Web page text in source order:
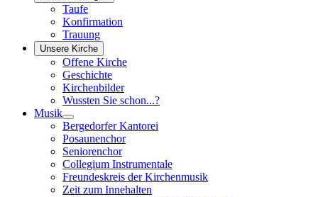
Taufe
Konfirmation
Trauung
Unsere Kirche
Offene Kirche
Geschichte
Kirchenbilder
Wussten Sie schon...?
Musik
Bergedorfer Kantorei
Posaunenchor
Seniorenchor
Collegium Instrumentale
Freundeskreis der Kirchenmusik
Zeit zum Innehalten